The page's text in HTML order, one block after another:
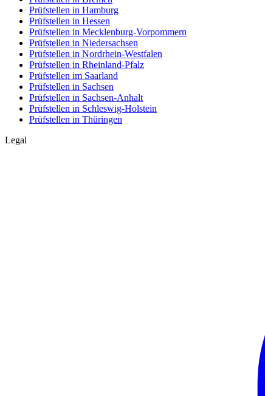
Prüfstellen in Hamburg
Prüfstellen in Hessen
Prüfstellen in Mecklenburg-Vorpommern
Prüfstellen in Niedersachsen
Prüfstellen in Nordrhein-Westfalen
Prüfstellen in Rheinland-Pfalz
Prüfstellen im Saarland
Prüfstellen in Sachsen
Prüfstellen in Sachsen-Anhalt
Prüfstellen in Schleswig-Holstein
Prüfstellen in Thüringen
Legal